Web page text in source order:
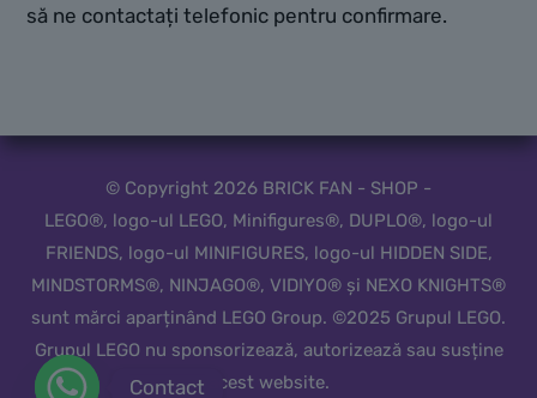
să ne contactați telefonic pentru confirmare.
© Copyright 2026 BRICK FAN - SHOP -
LEGO®, logo-ul LEGO, Minifigures®, DUPLO®, logo-ul
FRIENDS, logo-ul MINIFIGURES, logo-ul HIDDEN SIDE,
MINDSTORMS®, NINJAGO®, VIDIYO® și NEXO KNIGHTS®
sunt mărci aparținând LEGO Group. ©2025 Grupul LEGO.
Grupul LEGO nu sponsorizează, autorizează sau susține
acest website.
Contact